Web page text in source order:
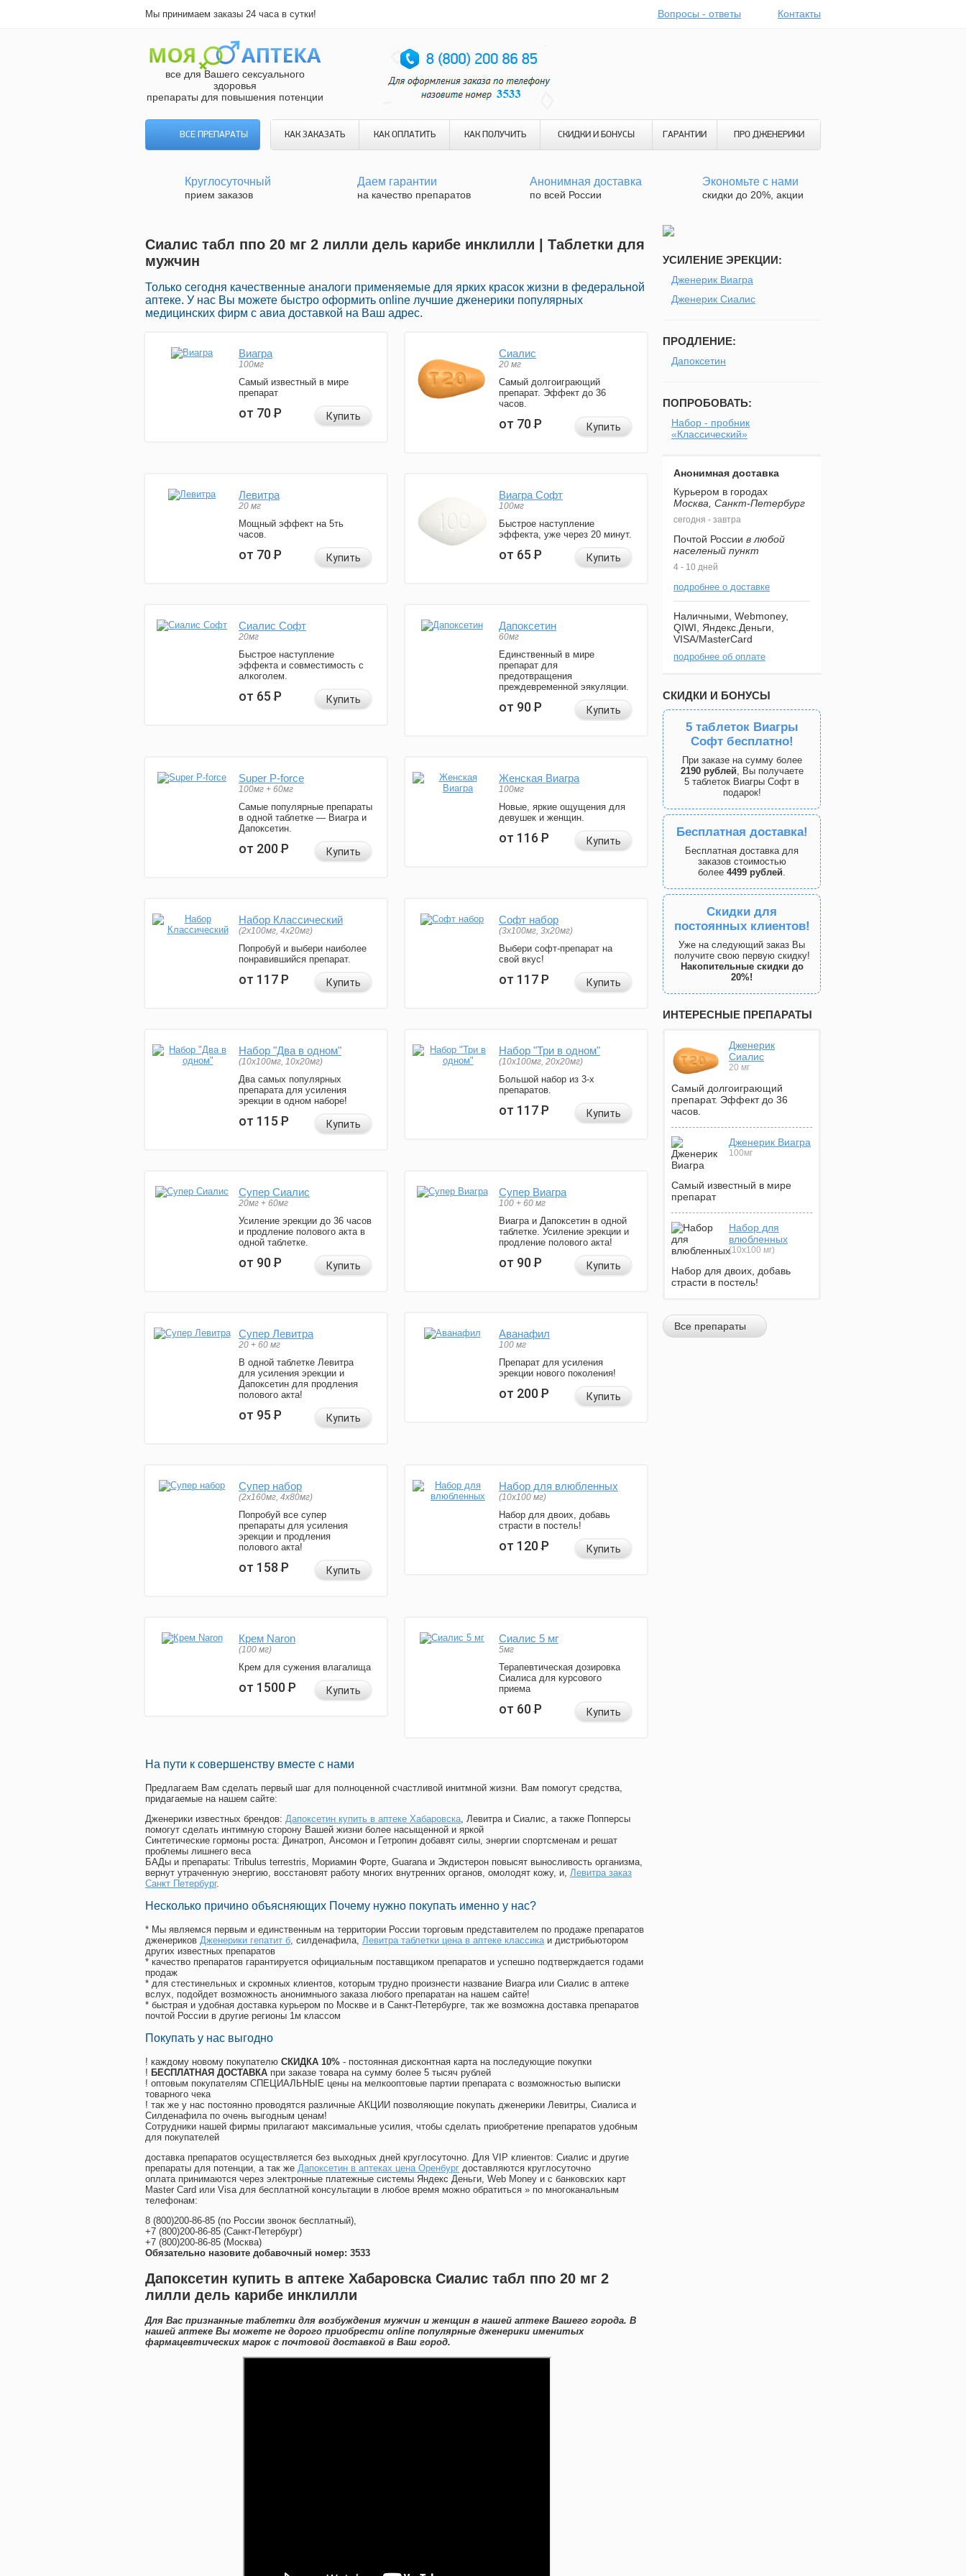
Мы принимаем заказы 24 часа в сутки! Вопросы - ответы Контакты
все для Вашего сексуального
здоровья
препараты для повышения потенции
ВСЕ ПРЕПАРАТЫ КАК ЗАКАЗАТЬ КАК ОПЛАТИТЬ КАК ПОЛУЧИТЬ СКИДКИ И БОНУСЫ ГАРАНТИИ ПРО ДЖЕНЕРИКИ
Круглосуточный
прием заказов
Даем гарантии
на качество препаратов
Анонимная доставка
по всей России
Экономьте с нами
скидки до 20%, акции
Сиалис табл ппо 20 мг 2 лилли дель карибе инклилли | Таблетки для
мужчин
Только сегодня качественные аналоги применяемые для ярких красок жизни в федеральной
аптеке. У нас Вы можете быстро оформить online лучшие дженерики популярных
медицинских фирм с авиа доставкой на Ваш адрес.
Виагра
100мг
Самый известный в мире
препарат
от 70Р Купить
Сиалис
20 мг
Самый долгоиграющий
препарат. Эффект до 36
часов.
от 70Р Купить
Левитра
20 мг
Мощный эффект на 5ть
часов.
от 70Р Купить
Виагра Софт
100мг
Быстрое наступление
эффекта, уже через 20 минут.
от 65Р Купить
Сиалис Софт
20мг
Быстрое наступление
эффекта и совместимость с
алкоголем.
от 65Р Купить
Дапоксетин
60мг
Единственный в мире
препарат для
предотвращения
преждевременной эякуляции.
от 90Р Купить
Super P-force
100мг + 60мг
Самые популярные препараты
в одной таблетке — Виагра и
Дапоксетин.
от 200Р Купить
Женская Виагра
100мг
Новые, яркие ощущения для
девушек и женщин.
от 116Р Купить
Набор Классический
(2x100мг, 4x20мг)
Попробуй и выбери наиболее
понравившийся препарат.
от 117Р Купить
Софт набор
(3x100мг, 3x20мг)
Выбери софт-препарат на
свой вкус!
от 117Р Купить
Набор "Два в одном"
(10x100мг, 10x20мг)
Два самых популярных
препарата для усиления
эрекции в одном наборе!
от 115Р Купить
Набор "Три в одном"
(10x100мг, 20x20мг)
Большой набор из 3-х
препаратов.
от 117Р Купить
Супер Сиалис
20мг + 60мг
Усиление эрекции до 36 часов
и продление полового акта в
одной таблетке.
от 90Р Купить
Супер Виагра
100 + 60 мг
Виагра и Дапоксетин в одной
таблетке. Усиление эрекции и
продление полового акта!
от 90Р Купить
Супер Левитра
20 + 60 мг
В одной таблетке Левитра
для усиления эрекции и
Дапоксетин для продления
полового акта!
от 95Р Купить
Аванафил
100 мг
Препарат для усиления
эрекции нового поколения!
от 200Р Купить
Супер набор
(2х160мг, 4х80мг)
Попробуй все супер
препараты для усиления
эрекции и продления
полового акта!
от 158Р Купить
Набор для влюбленных
(10х100 мг)
Набор для двоих, добавь
страсти в постель!
от 120Р Купить
Крем Naron
(100 мг)
Крем для сужения влагалища
от 1500Р Купить
Сиалис 5 мг
5мг
Терапевтическая дозировка
Сиалиса для курсового
приема
от 60Р Купить
На пути к совершенству вместе с нами
Предлагаем Вам сделать первый шаг для полноценной счастливой инитмной жизни. Вам помогут средства,
придагаемые на нашем сайте:
Дженерики известных брендов: Дапоксетин купить в аптеке Хабаровска, Левитра и Сиалис, а также Попперсы
помогут сделать интимную сторону Вашей жизни более насыщенной и яркой
Синтетические гормоны роста: Динатроп, Ансомон и Гетропин добавят силы, энергии спортсменам и решат
проблемы лишнего веса
БАДы и препараты: Tribulus terrestris, Мориамин Форте, Guarana и Экдистерон повысят выносливость организма,
вернут утраченную энергию, восстановят работу многих внутренних органов, омолодят кожу, и, Левитра заказ
Санкт Петербург.
Несколько причино объясняющих Почему нужно покупать именно у нас?
* Мы являемся первым и единственным на территории России торговым представителем по продаже препаратов
дженериков Дженерики гепатит б, силденафила, Левитра таблетки цена в аптеке классикаи дистрибьютором
других известных препаратов
* качество препаратов гарантируется официальным поставщиком препаратов и успешно подтверждается годами
продаж
* для стестинельных и скромных клиентов, которым трудно произнести название Виагра или Сиалис в аптеке
вслух, подойдет возможность анонимныого заказа любого препаратан на нашем сайте!
* быстрая и удобная доставка курьером по Москве и в Санкт-Петербурге, так же возможна доставка препаратов
почтой России в другие регионы 1м классом
Покупать у нас выгодно
! каждому новому покупателю СКИДКА 10% - постоянная дисконтная карта на последующие покупки
! БЕСПЛАТНАЯ ДОСТАВКА при заказе товара на сумму более 5 тысяч рублей
! оптовым покупателям СПЕЦИАЛЬНЫЕ цены на мелкооптовые партии препарата с возможностью выписки
товарного чека
! так же у нас постоянно проводятся различные АКЦИИ позволяющие покупать дженерики Левитры, Сиалиса и
Силденафила по очень выгодным ценам!
Cотрудники нашей фирмы прилагают максимальные усилия, чтобы сделать приобретение препаратов удобным
для покупателей
доставка препаратов осуществляется без выходных дней круглосуточно. Для VIP клиентов: Сиалис и другие
препараты для потенции, а так же Дапоксетин в аптеках цена Оренбург доставляются круглосуточно
оплата принимаются через электронные платежные системы Яндекс Деньги, Web Money и с банковских карт
Master Card или Visa для бесплатной консультации в любое время можно обратиться » по многоканальным
телефонам:
8 (800)200-86-85 (по России звонок бесплатный),
+7 (800)200-86-85 (Санкт-Петербург)
+7 (800)200-86-85 (Москва)
Обязательно назовите добавочный номер: 3533
Дапоксетин купить в аптеке Хабаровска Сиалис табл ппо 20 мг 2
лилли дель карибе инклилли
Для Вас признанные таблетки для возбуждения мужчин и женщин в нашей аптеке Вашего города. В
нашей аптеке Вы можете не дорого приобрести online популярные дженерики именитых
фармацевтических марок с почтовой доставкой в Ваш город.
УСИЛЕНИЕ ЭРЕКЦИИ:
Дженерик Виагра
Дженерик Сиалис
ПРОДЛЕНИЕ:
Дапоксетин
ПОПРОБОВАТЬ:
Набор - пробник
«Классический»
Анонимная доставка
Курьером в городах
Москва, Санкт-Петербург
сегодня - завтра
Почтой России в любой
населеный пункт
4 - 10 дней
подробнее о доставке
Наличными, Webmoney,
QIWI, Яндекс.Деньги,
VISA/MasterCard
подробнее об оплате
СКИДКИ И БОНУСЫ
5 таблеток Виагры
Софт бесплатно!
При заказе на сумму более
2190 рублей, Вы получаете
5 таблеток Виагры Софт в
подарок!
Бесплатная доставка!
Бесплатная доставка для
заказов стоимостью
более 4499 рублей.
Скидки для
постоянных клиентов!
Уже на следующий заказ Вы
получите свою первую скидку!
Накопительные скидки до
20%!
ИНТЕРЕСНЫЕ ПРЕПАРАТЫ
Дженерик
Сиалис
20 мг
Самый долгоиграющий
препарат. Эффект до 36
часов.
Дженерик Виагра
100мг
Самый известный в мире
препарат
Набор для
влюбленных
(10х100 мг)
Набор для двоих, добавь
страсти в постель!
Все препараты